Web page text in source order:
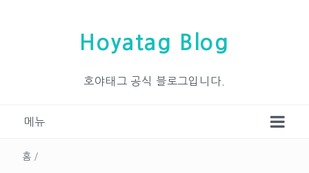
Hoyatag Blog
호야태그 공식 블로그입니다.
메뉴
홈 /